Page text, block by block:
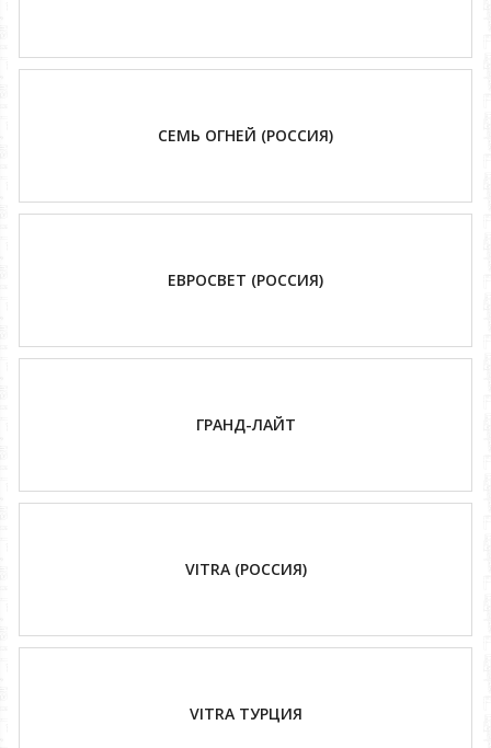
СЕМЬ ОГНЕЙ (РОССИЯ)
ЕВРОСВЕТ (РОССИЯ)
ГРАНД-ЛАЙТ
VITRA (РОССИЯ)
VITRA ТУРЦИЯ